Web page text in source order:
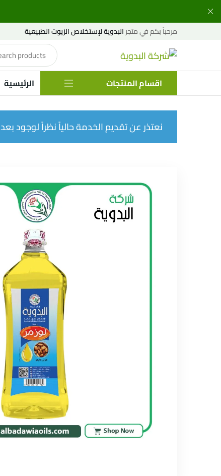
مرحباً بكم في متجرالبدوية لإستخلاص الزيوت الطبيعية
اقسام المنتجات الرئيسية
نعتذر عن تقديم الخدمة حالياً نظراً لوجود بعد